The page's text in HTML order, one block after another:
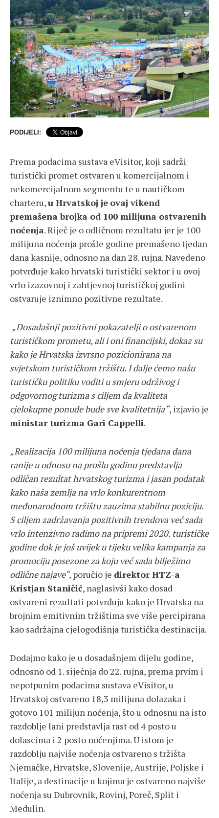
PODIJELI:
Prema podacima sustava eVisitor, koji sadrži
turistički promet ostvaren u komercijalnom i
nekomercijalnom segmentu te u nautičkom
charteru,u Hrvatskoj je ovaj vikend
premašena brojka od 100 milijuna ostvarenih
noćenja. Riječ je o odličnom rezultatu jer je 100
milijuna noćenja prošle godine premašeno tjedan
dana kasnije, odnosno na dan 28. rujna. Navedeno
potvrđuje kako hrvatski turistički sektor i u ovoj
vrlo izazovnoj i zahtjevnoj turističkoj godini
ostvaruje iznimno pozitivne rezultate.
„Dosadašnji pozitivni pokazatelji o ostvarenom
turističkom prometu, ali i oni financijski, dokaz su
kako je Hrvatska izvrsno pozicionirana na
svjetskom turističkom tržištu. I dalje ćemo našu
turističku politiku voditi u smjeru održivog i
odgovornog turizma s ciljem da kvaliteta
cjelokupne ponude bude sve kvalitetnija“, izjavio je
ministar turizma Gari Cappelli.
„Realizacija 100 milijuna noćenja tjedana dana
ranije u odnosu na prošlu godinu predstavlja
odličan rezultat hrvatskog turizma i jasan podatak
kako naša zemlja na vrlo konkurentnom
međunarodnom tržištu zauzima stabilnu poziciju.
S ciljem zadržavanja pozitivnih trendova već sada
vrlo intenzivno radimo na pripremi 2020. turističke
godine dok je još uvijek u tijeku velika kampanja za
promociju posezone za koju već sada bilježimo
odlične najave“, poručio je direktor HTZ-a
Kristjan Staničić, naglasivši kako dosad
ostvareni rezultati potvrđuju kako je Hrvatska na
brojnim emitivnim tržištima sve više percipirana
kao sadržajna cjelogodišnja turistička destinacija.
Dodajmo kako je u dosadašnjem dijelu godine,
odnosno od 1. siječnja do 22. rujna, prema prvim i
nepotpunim podacima sustava eVisitor, u
Hrvatskoj ostvareno 18,3 milijuna dolazaka i
gotovo 101 milijun noćenja, što u odnosnu na isto
razdoblje lani predstavlja rast od 4 posto u
dolascima i 2 posto noćenjima. U istom je
razdoblju najviše noćenja ostvareno s tržišta
Njemačke, Hrvatske, Slovenije, Austrije, Poljske i
Italije, a destinacije u kojima je ostvareno najviše
noćenja su Dubrovnik, Rovinj, Poreč, Split i
Medulin.